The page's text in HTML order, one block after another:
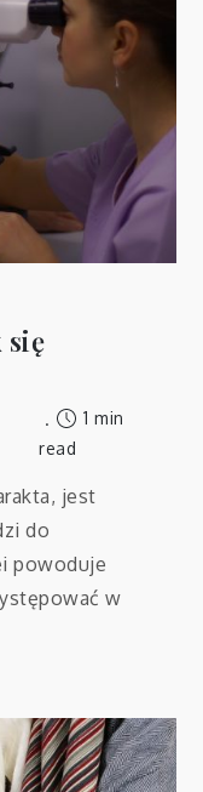
się
1 min
read
jest
do
powoduje
w